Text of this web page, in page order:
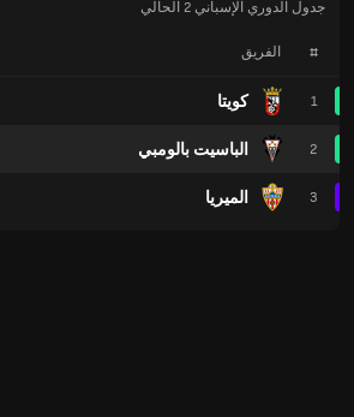
جدول الدوري الإسباني 2 الحالي
# الفريق
1 كويتا
2 الباسيت بالومبي
3 الميريا